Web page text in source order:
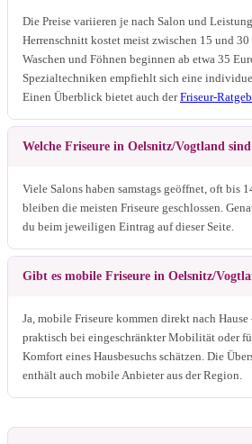
Die Preise variieren je nach Salon und
Herrenschnitt kostet meist zwischen 15 und
Waschen und Föhnen beginnen ab etwa 35
Spezialtechniken empfiehlt sich eine
Einen Überblick bietet auch derFriseur-
Welche Friseure in Oelsnitz/Vogtland sind
Viele Salons haben samstags geöffnet, oft bis
bleiben die meisten Friseure geschlossen.
du beim jeweiligen Eintrag auf dieser Seite.
Gibt es mobile Friseure in Oelsnitz/
Ja, mobile Friseure kommen direkt nach
praktisch bei eingeschränkter Mobilität oder
Komfort eines Hausbesuchs schätzen. Die
enthält auch mobile Anbieter aus der Region.